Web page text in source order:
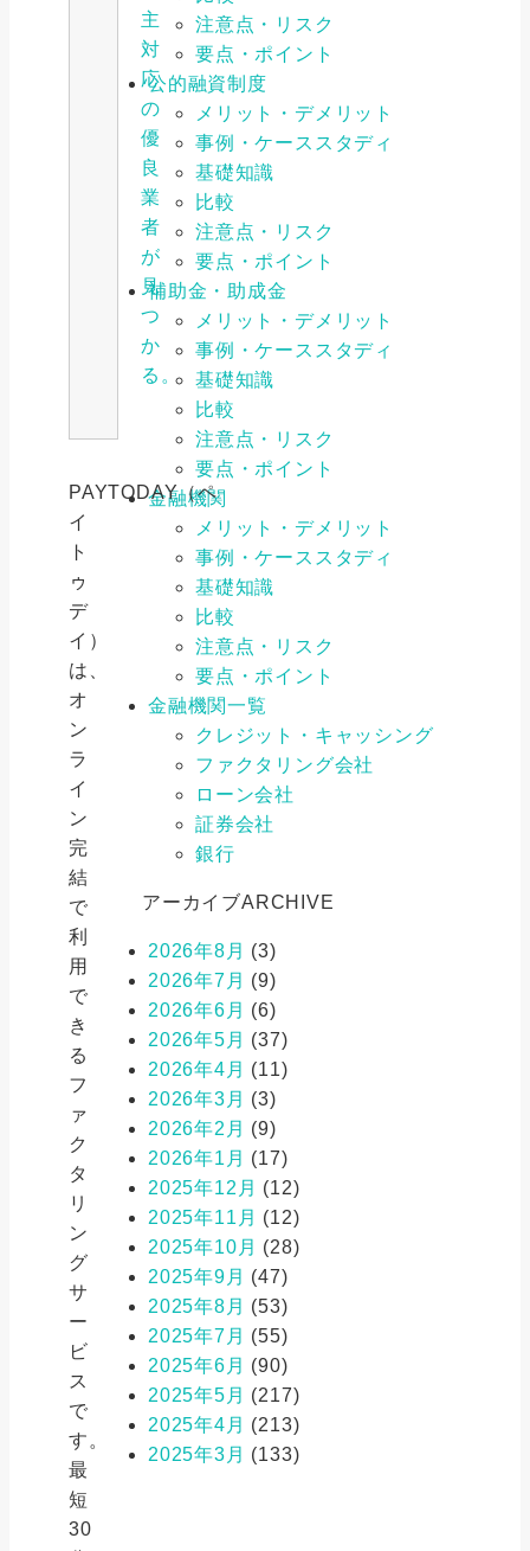
主
対
応
の
優
良
業
者
が
見
つ
か
る。
PAYTODAY（ペ
イ
ト
ゥ
デ
イ）
は、
オ
ン
ラ
イ
ン
完
結
で
利
用
で
き
る
フ
ァ
ク
タ
リ
ン
グ
サ
ー
ビ
ス
で
す。
最
短
30
注意点・リスク
要点・ポイント
公的融資制度
メリット・デメリット
事例・ケーススタディ
基礎知識
比較
注意点・リスク
要点・ポイント
補助金・助成金
メリット・デメリット
事例・ケーススタディ
基礎知識
比較
注意点・リスク
要点・ポイント
金融機関
メリット・デメリット
事例・ケーススタディ
基礎知識
比較
注意点・リスク
要点・ポイント
金融機関一覧
クレジット・キャッシング
ファクタリング会社
ローン会社
証券会社
銀行
アーカイブARCHIVE
2026年8月 (3)
2026年7月 (9)
2026年6月 (6)
2026年5月 (37)
2026年4月 (11)
2026年3月 (3)
2026年2月 (9)
2026年1月 (17)
2025年12月 (12)
2025年11月 (12)
2025年10月 (28)
2025年9月 (47)
2025年8月 (53)
2025年7月 (55)
2025年6月 (90)
2025年5月 (217)
2025年4月 (213)
2025年3月 (133)